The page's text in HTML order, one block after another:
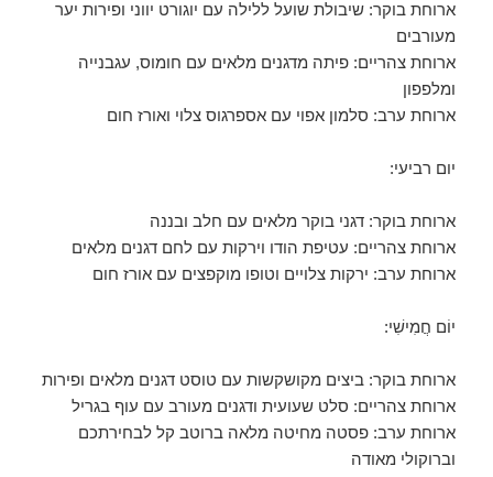
ארוחת בוקר: שיבולת שועל ללילה עם יוגורט יווני ופירות יער
מעורבים
ארוחת צהריים: פיתה מדגנים מלאים עם חומוס, עגבנייה
ומלפפון
ארוחת ערב: סלמון אפוי עם אספרגוס צלוי ואורז חום
יום רביעי:
ארוחת בוקר: דגני בוקר מלאים עם חלב ובננה
ארוחת צהריים: עטיפת הודו וירקות עם לחם דגנים מלאים
ארוחת ערב: ירקות צלויים וטופו מוקפצים עם אורז חום
יוֹם חֲמִישִׁי:
ארוחת בוקר: ביצים מקושקשות עם טוסט דגנים מלאים ופירות
ארוחת צהריים: סלט שעועית ודגנים מעורב עם עוף בגריל
ארוחת ערב: פסטה מחיטה מלאה ברוטב קל לבחירתכם
וברוקולי מאודה